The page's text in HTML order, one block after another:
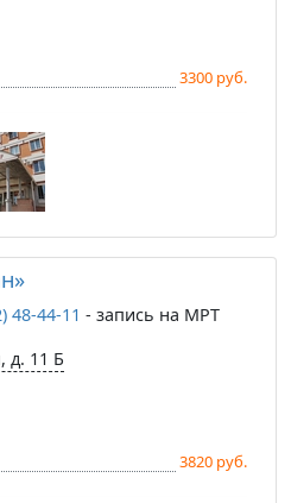
3300 руб.
48-44-11 - запись на МРТ
д. 11 Б
3820 руб.